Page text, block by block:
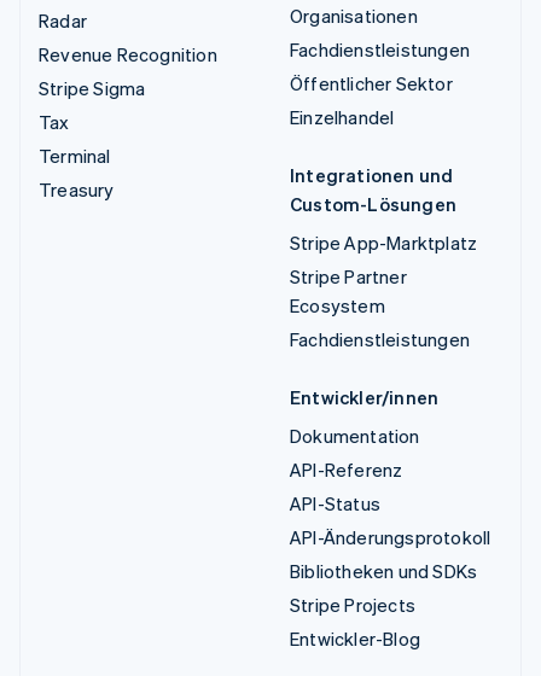
Radar
Revenue Recognition
Stripe Sigma
Tax
Terminal
Treasury
Organisationen
Fachdienstleistungen
Öffentlicher Sektor
Einzelhandel
Integrationen und
Custom-Lösungen
Stripe App-Marktplatz
Stripe Partner
Ecosystem
Fachdienstleistungen
Entwickler/innen
Dokumentation
API-Referenz
API-Status
API-Änderungsprotokoll
Bibliotheken und SDKs
Stripe Projects
Entwickler-Blog